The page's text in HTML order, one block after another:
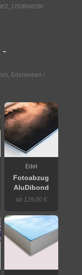
, Edenkoben /
Edel
Fotoabzug
AluDibond
ab 129,00 €